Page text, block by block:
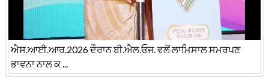
ਐਸ.ਆਈ.ਆਰ.2026 ਦੌਰਾਨ ਬੀ.ਐਲ.ਓਜ. ਵਲੋਂ ਲਾਮਿਸਾਲ ਸਮਰਪਣ
ਭਾਵਨਾ ਨਾਲ ਕ ...